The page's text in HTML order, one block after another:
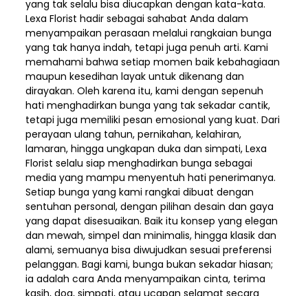
yang tak selalu bisa diucapkan dengan kata-kata.
Lexa Florist hadir sebagai sahabat Anda dalam
menyampaikan perasaan melalui rangkaian bunga
yang tak hanya indah, tetapi juga penuh arti. Kami
memahami bahwa setiap momen baik kebahagiaan
maupun kesedihan layak untuk dikenang dan
dirayakan. Oleh karena itu, kami dengan sepenuh
hati menghadirkan bunga yang tak sekadar cantik,
tetapi juga memiliki pesan emosional yang kuat. Dari
perayaan ulang tahun, pernikahan, kelahiran,
lamaran, hingga ungkapan duka dan simpati, Lexa
Florist selalu siap menghadirkan bunga sebagai
media yang mampu menyentuh hati penerimanya.
Setiap bunga yang kami rangkai dibuat dengan
sentuhan personal, dengan pilihan desain dan gaya
yang dapat disesuaikan. Baik itu konsep yang elegan
dan mewah, simpel dan minimalis, hingga klasik dan
alami, semuanya bisa diwujudkan sesuai preferensi
pelanggan. Bagi kami, bunga bukan sekadar hiasan;
ia adalah cara Anda menyampaikan cinta, terima
kasih, doa, simpati, atau ucapan selamat secara